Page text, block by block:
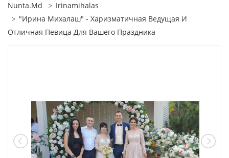
Nunta.md
Irinamihalas
"Ирина Михалаш" - Харизматичная Ведущая И
Отличная Певица Для Вашего Праздника